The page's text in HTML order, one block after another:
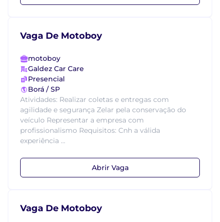
Vaga De Motoboy
motoboy
Galdez Car Care
Presencial
Borá / SP
Atividades: Realizar coletas e entregas com
agilidade e segurança Zelar pela conservação do
veículo Representar a empresa com
profissionalismo Requisitos: Cnh a válida
experiência ...
Abrir Vaga
Vaga De Motoboy